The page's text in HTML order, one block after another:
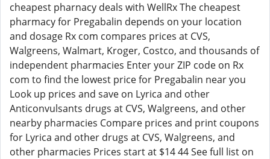
cheapest pharnacy deals with WellRx The cheapest
pharmacy for Pregabalin depends on your location
and dosage Rx com compares prices at CVS,
Walgreens, Walmart, Kroger, Costco, and thousands of
independent pharmacies Enter your ZIP code on Rx
com to find the lowest price for Pregabalin near you
Look up prices and save on Lyrica and other
Anticonvulsants drugs at CVS, Walgreens, and other
nearby pharmacies Compare prices and print coupons
for Lyrica and other drugs at CVS, Walgreens, and
other pharmacies Prices start at $14 44 See full list on